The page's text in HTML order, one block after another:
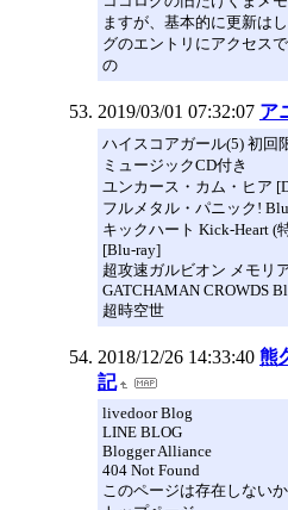
ますが、基本的に更新は
グのエントリにアクセス
の
2019/03/01 07:32:07 ア
ハイスコアガール(5) 初回
ミュージックCD付き
ユンカース・カム・ヒア
フルメタル・パニック!
キックハート Kick-Heart (
[Blu-ray]
超攻速ガルビオン メモリ
GATCHAMAN CROWDS
超時空世
2018/12/26 14:33:40 熊
記
livedoor Blog
LINE BLOG
Blogger Alliance
404 Not Found
このページは存在しない